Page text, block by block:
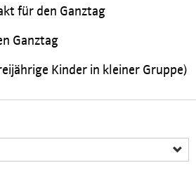
für den Ganztag
Ganztag
Kinder in kleiner Gruppe)